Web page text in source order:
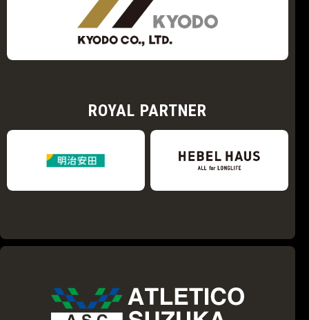
ROYAL PARTNER